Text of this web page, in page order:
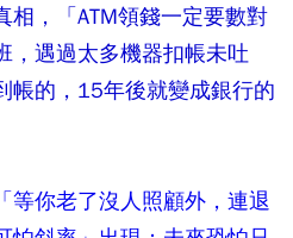
相，「ATM領錢一定要數對
，遇過太多機器扣帳未吐
帳的，15年後就變成銀行的
等你老了沒人照顧外，連退